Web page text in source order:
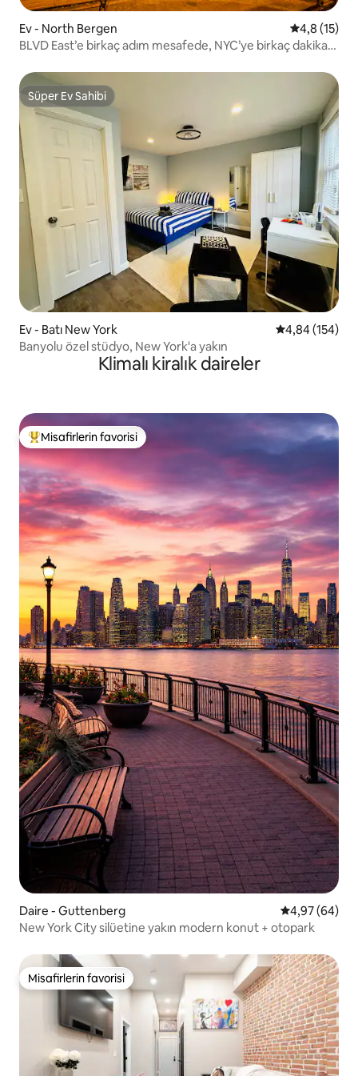
Ev - North Bergen 54,8 (15)
BLVD East’e birkaç adım mesafede, NYC’ye birkaç dakika
Süper Ev Sahibi
Süper Ev Sahibi
Ev - Batı New York 5 üzerinden
4,84 (154)
Banyolu özel stüdyo, New York'a yakın
Klimalı kiralık daireler
Misafirlerin favorilerinden en beğenilenler arasında
Misafirlerin favorisi
Daire - Guttenberg 5 üzerinden
4,97 (64)
New York City silüetine yakın modern konut + otopark
Misafirlerin favorisi
Misafirlerin favorisi